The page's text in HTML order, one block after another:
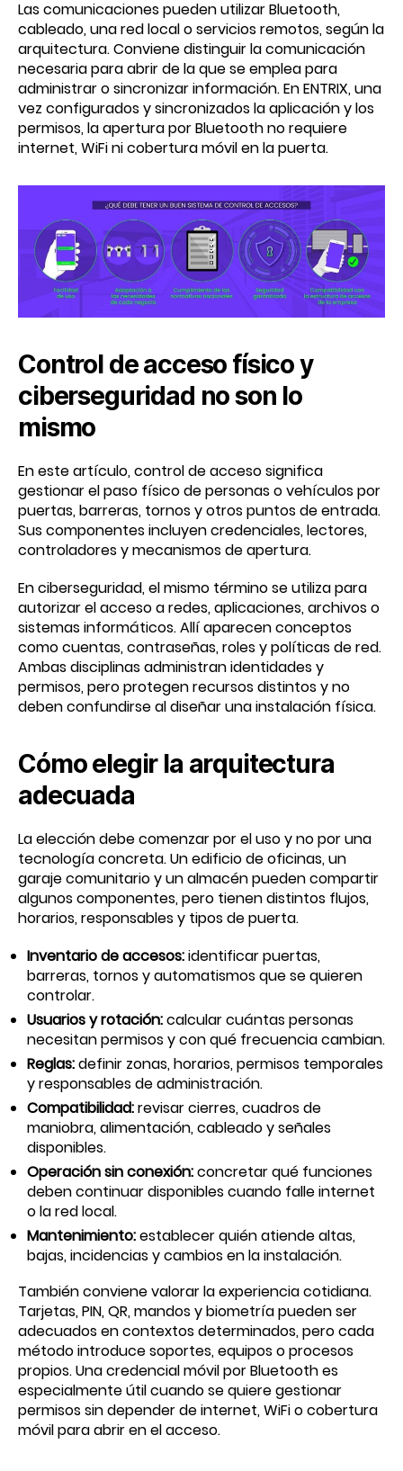
Las comunicaciones pueden utilizar Bluetooth,
cableado, una red local o servicios remotos, según la
arquitectura. Conviene distinguir la comunicación
necesaria para abrir de la que se emplea para
administrar o sincronizar información. En ENTRIX, una
vez configurados y sincronizados la aplicación y los
permisos, la apertura por Bluetooth no requiere
internet, WiFi ni cobertura móvil en la puerta.
Control de acceso físico y
ciberseguridad no son lo
mismo
En este artículo, control de acceso significa
gestionar el paso físico de personas o vehículos por
puertas, barreras, tornos y otros puntos de entrada.
Sus componentes incluyen credenciales, lectores,
controladores y mecanismos de apertura.
En ciberseguridad, el mismo término se utiliza para
autorizar el acceso a redes, aplicaciones, archivos o
sistemas informáticos. Allí aparecen conceptos
como cuentas, contraseñas, roles y políticas de red.
Ambas disciplinas administran identidades y
permisos, pero protegen recursos distintos y no
deben confundirse al diseñar una instalación física.
Cómo elegir la arquitectura
adecuada
La elección debe comenzar por el uso y no por una
tecnología concreta. Un edificio de oficinas, un
garaje comunitario y un almacén pueden compartir
algunos componentes, pero tienen distintos flujos,
horarios, responsables y tipos de puerta.
Inventario de accesos:identificar puertas,
barreras, tornos y automatismos que se quieren
controlar.
Usuarios y rotación:calcular cuántas personas
necesitan permisos y con qué frecuencia cambian.
Reglas:definir zonas, horarios, permisos temporales
y responsables de administración.
Compatibilidad:revisar cierres, cuadros de
maniobra, alimentación, cableado y señales
disponibles.
Operación sin conexión:concretar qué funciones
deben continuar disponibles cuando falle internet
o la red local.
Mantenimiento:establecer quién atiende altas,
bajas, incidencias y cambios en la instalación.
También conviene valorar la experiencia cotidiana.
Tarjetas, PIN, QR, mandos y biometría pueden ser
adecuados en contextos determinados, pero cada
método introduce soportes, equipos o procesos
propios. Una credencial móvil por Bluetooth es
especialmente útil cuando se quiere gestionar
permisos sin depender de internet, WiFi o cobertura
móvil para abrir en el acceso.